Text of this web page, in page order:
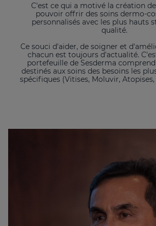
C'est ce qui a motivé la création
pouvoir offrir des soins dermo-
personnalisés avec les plus hauts
qualité.
Ce souci d'aider, de soigner et
chacun est toujours d'actualité.
portefeuille de Sesderma
destinés aux soins des besoins les
spécifiques (Vitises, Moluvir,